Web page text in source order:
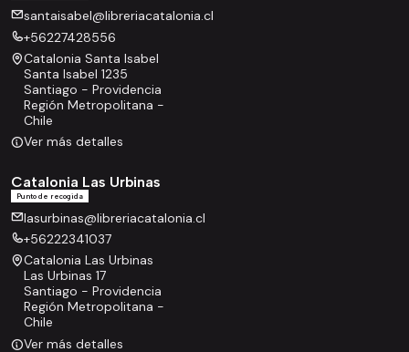
santaisabel@libreriacatalonia.cl
+56227428556
Catalonia Santa Isabel
Santa Isabel 1235
Santiago - Providencia
Región Metropolitana -
Chile
Ver más detalles
Catalonia Las Urbinas
Punto de recogida
lasurbinas@libreriacatalonia.cl
+56222341037
Catalonia Las Urbinas
Las Urbinas 17
Santiago - Providencia
Región Metropolitana -
Chile
Ver más detalles